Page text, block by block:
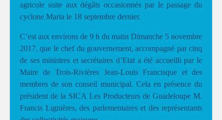
agricole suite aux dégâts occasionnés par le passage du
cyclone Maria le 18 septembre dernier.
C’est aux environs de 9 h du matin Dimanche 5 novembre
2017, que le chef du gouvernement, accompagné par cinq
de ses ministres et secrétaires d’Etat a été accueilli par le
Maire de Trois-Rivières Jean-Louis Francisque et des
membres de son conseil municipal. Cela en présence du
président de la SICA Les Producteurs de Guadeloupe M.
Francis Lignières, des parlementaires et des représentants